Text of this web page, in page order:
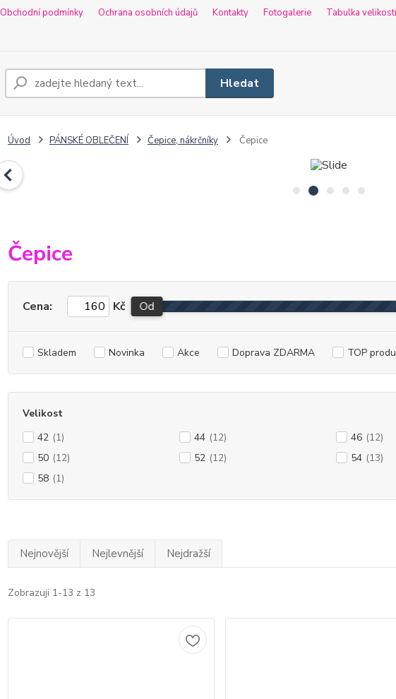
Obchodní podmínky Ochrana osobních údajů Kontakty Fotogalerie
Tabulka velikostí
Hledat
Úvod PÁNSKÉ OBLEČENÍ Čepice, nákrčníky Čepice
Čepice
Cena: Kč Od
Skladem Novinka Akce Doprava ZDARMA TOP
Velikost
42 (1) 44 (12) 46 (12)
50 (12) 52 (12) 54 (13)
58 (1)
Nejnovější Nejlevnější Nejdražší
Zobrazuji 1-13 z 13